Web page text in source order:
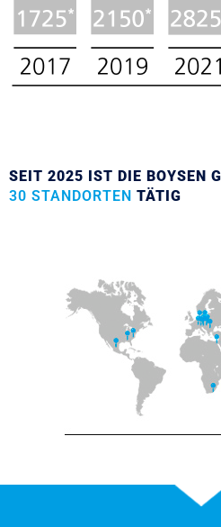
SEIT 2025 IST DIE BOYSEN
30 STANDORTEN TÄTIG